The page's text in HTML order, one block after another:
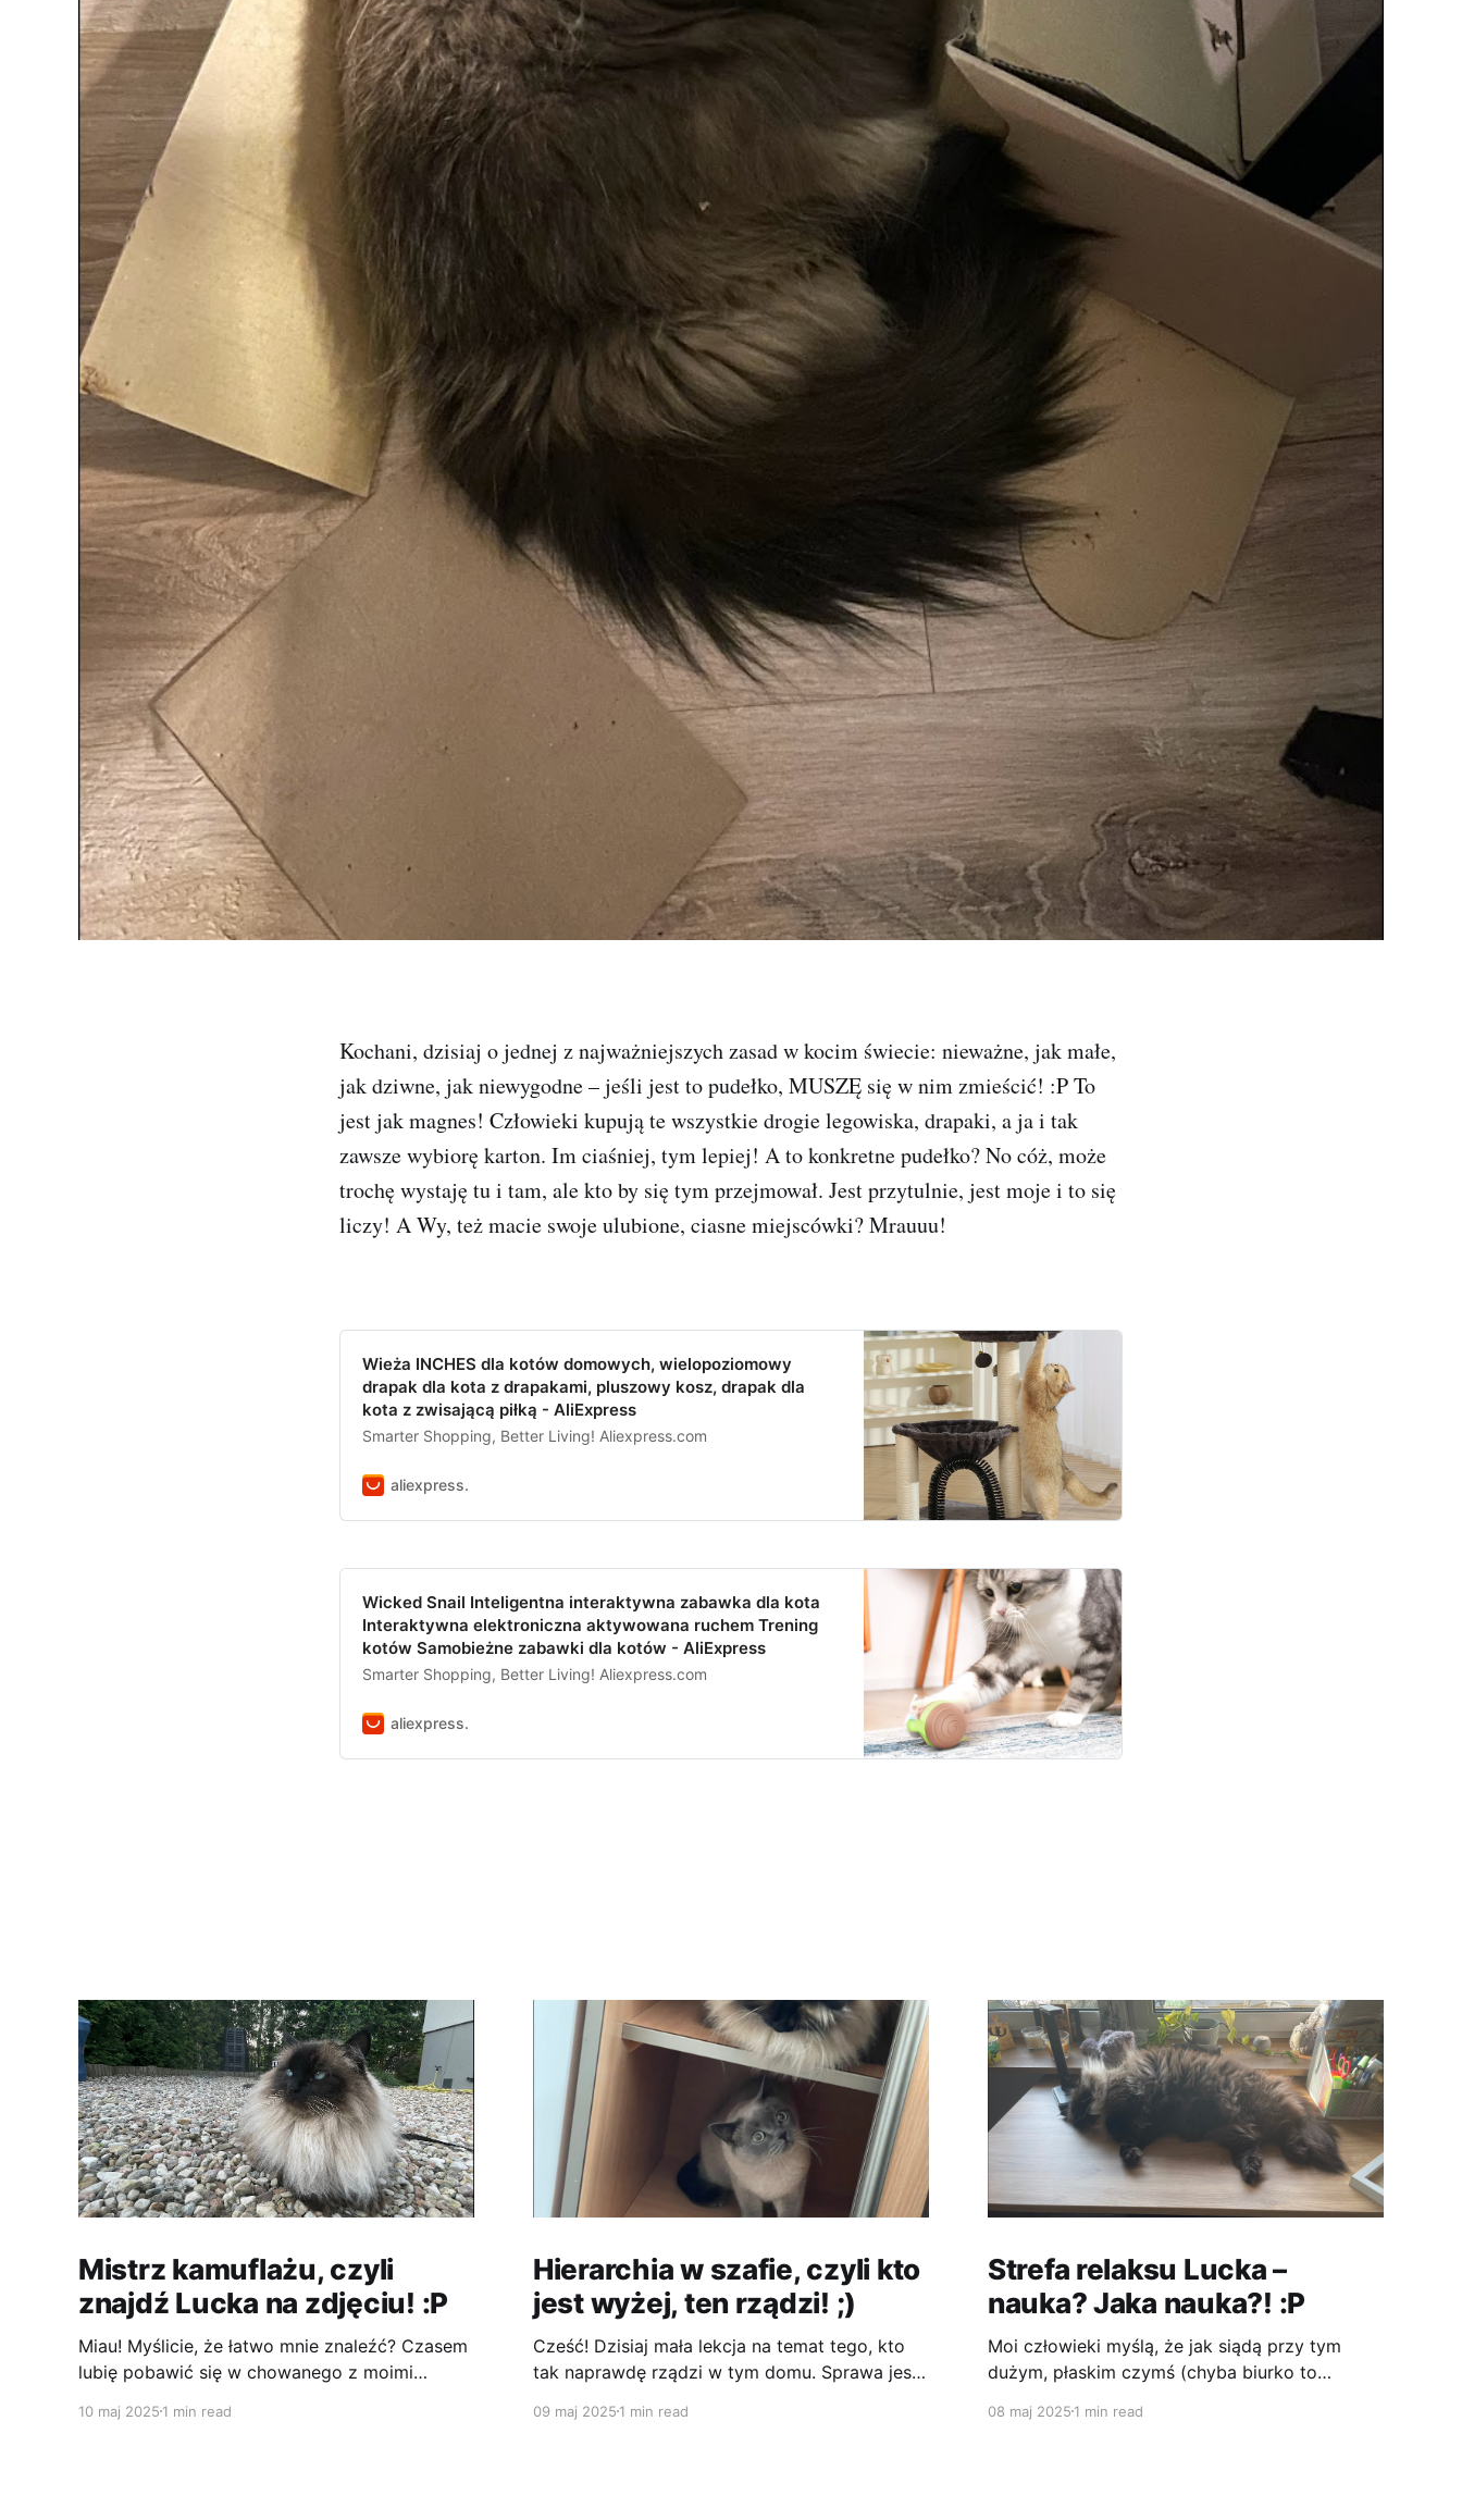
Kochani, dzisiaj o jednej z najważniejszych zasad w kocim świecie: nieważne, jak małe,
jak dziwne, jak niewygodne – jeśli jest to pudełko, MUSZĘ się w nim zmieścić! :P To
jest jak magnes! Człowieki kupują te wszystkie drogie legowiska, drapaki, a ja i tak
zawsze wybiorę karton. Im ciaśniej, tym lepiej! A to konkretne pudełko? No cóż, może
trochę wystaję tu i tam, ale kto by się tym przejmował. Jest przytulnie, jest moje i to się
liczy! A Wy, też macie swoje ulubione, ciasne miejscówki? Mrauuu!
Wieża INCHES dla kotów domowych, wielopoziomowy
drapak dla kota z drapakami, pluszowy kosz, drapak dla
kota z zwisającą piłką - AliExpress
Smarter Shopping, Better Living! Aliexpress.com
aliexpress.
Wicked Snail Inteligentna interaktywna zabawka dla kota
Interaktywna elektroniczna aktywowana ruchem Trening
kotów Samobieżne zabawki dla kotów - AliExpress
Smarter Shopping, Better Living! Aliexpress.com
aliexpress.
Mistrz kamuflażu, czyli
znajdź Lucka na zdjęciu! :P
Miau! Myślicie, że łatwo mnie znaleźć? Czasem
lubię pobawić się w chowanego z moimi
podwórku to idealne miejsce, żeby wtopić się
10 maj 2025 1 min read
Hierarchia w szafie, czyli kto
jest wyżej, ten rządzi! ;)
Cześć! Dzisiaj mała lekcja na temat tego, kto
tak naprawdę rządzi w tym domu. Sprawa jest
widzicie, ja, Lucyfer, zawsze staram się być na
09 maj 20251 min read
Strefa relaksu Lucka –
nauka? Jaka nauka?! :P
Moi człowieki myślą, że jak siądą przy tym
dużym, płaskim czymś (chyba biurko to
Ale zaraz, zaraz... czy oni nie widzą, że to jest
08 maj 20251 min read